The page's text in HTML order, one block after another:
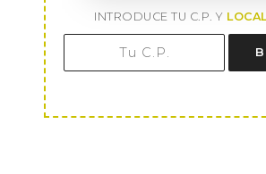
INTRODUCE TU C.P. Y